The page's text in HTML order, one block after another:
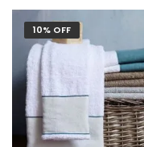
10% OFF